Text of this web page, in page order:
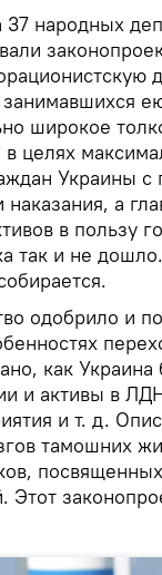
народных
широкое
в целях
Украины
а
в пользу
так и не
одобрило и
как Украина
и активы в
и т. д.
тамошних
Этот